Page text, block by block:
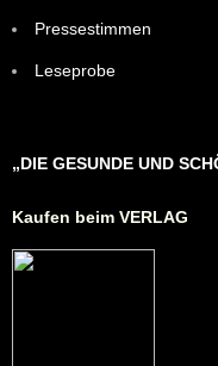
Pressestimmen
Leseprobe
„DIE GESUNDE UND
Kaufen beim VERLAG